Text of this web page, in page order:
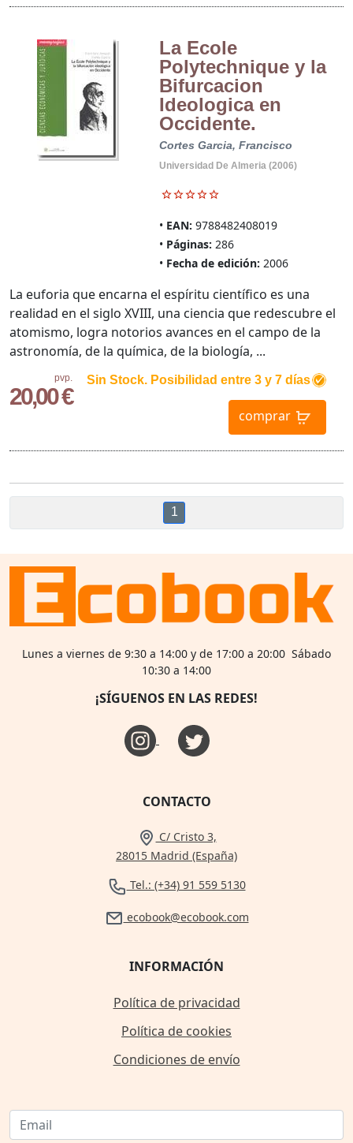
La Ecole
Polytechnique y la
Bifurcacion
Ideologica en
Occidente.
Cortes Garcia, Francisco
Universidad De Almeria (2006)
EAN: 9788482408019
Páginas: 286
Fecha de edición: 2006
pvp.
20,00 €
Sin Stock. Posibilidad entre 3 y 7 días
comprar
La euforia que encarna el espíritu científico es una
realidad en el siglo XVIII, una ciencia que redescubre el
atomismo, logra notorios avances en el campo de la
astronomía, de la química, de la biología, ...
1
Lunes a viernes de 9:30 a 14:00 y de 17:00 a 20:00 Sábado
10:30 a 14:00
¡SÍGUENOS EN LAS REDES!
CONTACTO
C/ Cristo 3,
28015 Madrid (España)
Tel.: (+34) 91 559 5130
ecobook@ecobook.com
INFORMACIÓN
Política de privacidad
Política de cookies
Condiciones de envío